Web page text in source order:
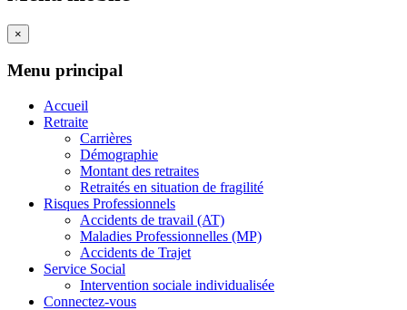
×
Menu principal
Accueil
Retraite
Carrières
Démographie
Montant des retraites
Retraités en situation de fragilité
Risques Professionnels
Accidents de travail (AT)
Maladies Professionnelles (MP)
Accidents de Trajet
Service Social
Intervention sociale individualisée
Connectez-vous